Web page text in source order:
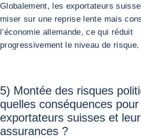
Globalement, les exportateurs
miser sur une reprise lente mais
l’économie allemande, ce qui réduit
progressivement le niveau de risque.
5) Montée des risques
quelles conséquences
exportateurs suisses et
assurances ?